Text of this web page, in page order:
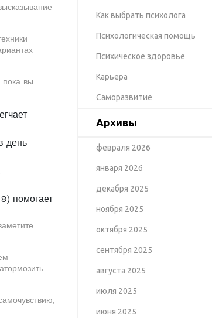
пока вы
день
помогает
Как выбрать психолога
Психологическая помощь
Психическое здоровье
Карьера
Саморазвитие
Архивы
февраля 2026
января 2026
декабря 2025
ноября 2025
октября 2025
сентября 2025
августа 2025
июля 2025
июня 2025